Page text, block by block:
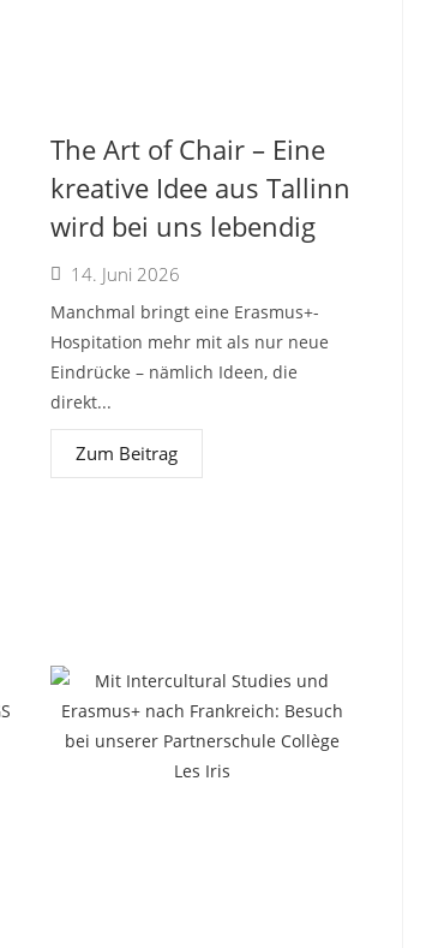
The Art of Chair – Eine
kreative Idee aus Tallinn
wird bei uns lebendig
14. Juni 2026
Manchmal bringt eine Erasmus+-
Hospitation mehr mit als nur neue
Eindrücke – nämlich Ideen, die
direkt...
Zum Beitrag